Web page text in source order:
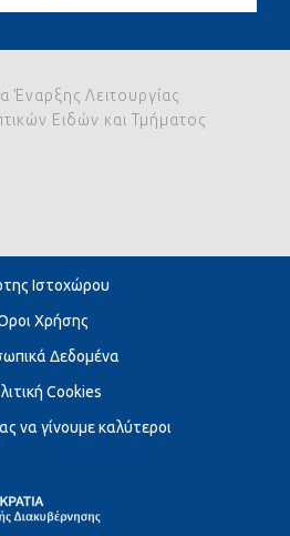
Έναρξης Λειτουργίας
Ειδών και Τμήματος
Ιστοχώρου
Χρήσης
Δεδομένα
Cookies
να γίνουμε καλύτεροι